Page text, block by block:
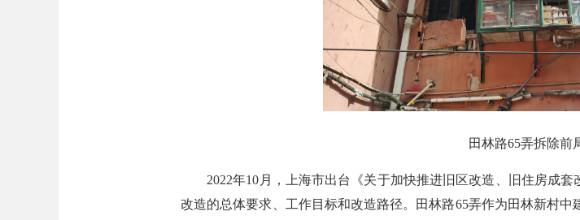
田林路65弄拆除前
2022年10月，上海市出台《关于加快推进旧区改造、旧住房成套
改造的总体要求、工作目标和改造路径。田林路65弄作为田林新村